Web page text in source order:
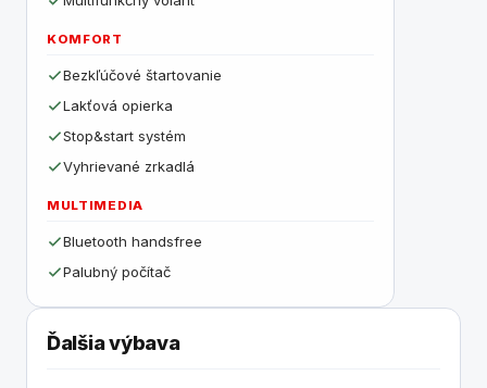
KOMFORT
Bezkľúčové štartovanie
Lakťová opierka
Stop&start systém
Vyhrievané zrkadlá
MULTIMEDIA
Bluetooth handsfree
Palubný počítač
Ďalšia výbava